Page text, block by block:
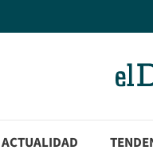
ACTUALIDAD